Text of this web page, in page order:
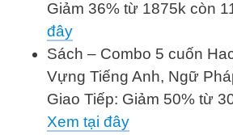
Giảm 36% từ 1875k còn
đây
Sách – Combo 5 cuốn
Vựng Tiếng Anh, Ngữ
Giao Tiếp: Giảm 50% từ
Xem tại đây